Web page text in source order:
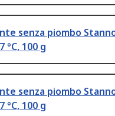
senza piombo
°C, 100 g
senza piombo
°C, 100 g